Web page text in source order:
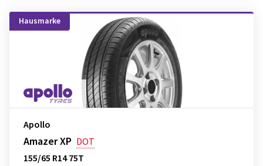
Hausmarke
Apollo
Amazer XP DOT
155/65 R14 75T